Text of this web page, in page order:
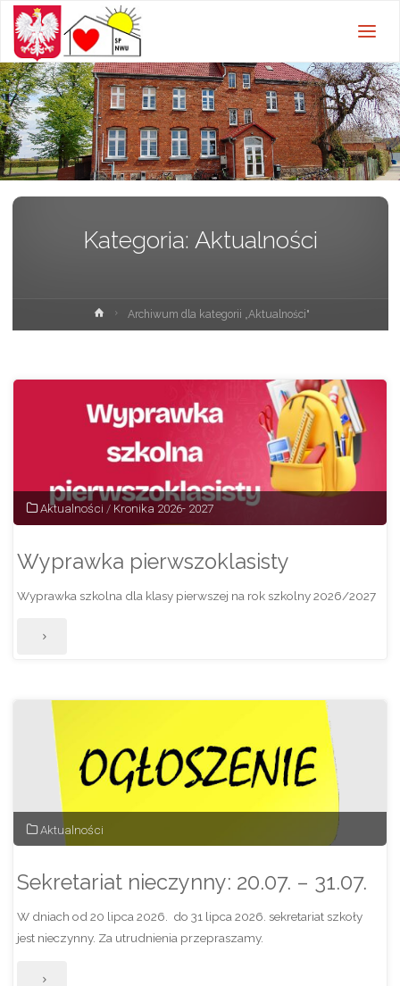
Ujskiej z
oddziałami
przedszkolnymi
Kategoria: Aktualności
Strona
główna
Archiwum dla kategorii „Aktualności"
Aktualności / Kronika 2026- 2027
Wyprawka pierwszoklasisty
Wyprawka szkolna dla klasy pierwszej na rok szkolny 2026/2027
"Wyprawka
Aktualności
Sekretariat nieczynny: 20.07. – 31.07.
W dniach od 20 lipca 2026. do 31 lipca 2026. sekretariat szkoły
jest nieczynny. Za utrudnienia przepraszamy.
"Sekretariat